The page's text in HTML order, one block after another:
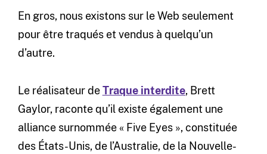
En gros, nous existons sur le Web seulement
pour être traqués et vendus à quelqu’un
d’autre.
Le réalisateur deTraque interdite, Brett
Gaylor, raconte qu’il existe également une
alliance surnommée « Five Eyes », constituée
des États-Unis, de l’Australie, de la Nouvelle-